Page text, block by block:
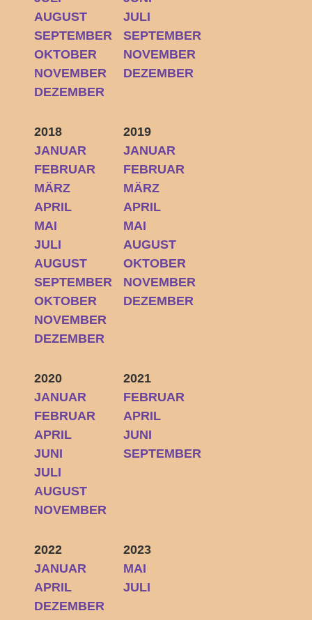
AUGUST
SEPTEMBER
OKTOBER
NOVEMBER
DEZEMBER
JULI
SEPTEMBER
NOVEMBER
DEZEMBER
2018
JANUAR
FEBRUAR
MÄRZ
APRIL
MAI
JULI
AUGUST
SEPTEMBER
OKTOBER
NOVEMBER
DEZEMBER
2019
JANUAR
FEBRUAR
MÄRZ
APRIL
MAI
AUGUST
OKTOBER
NOVEMBER
DEZEMBER
2020
JANUAR
FEBRUAR
APRIL
JUNI
JULI
AUGUST
NOVEMBER
2021
FEBRUAR
APRIL
JUNI
SEPTEMBER
2022
JANUAR
APRIL
DEZEMBER
2023
MAI
JULI